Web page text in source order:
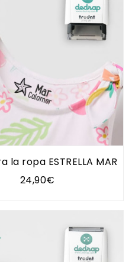
la ropa ESTRELLA MAR
24,90€